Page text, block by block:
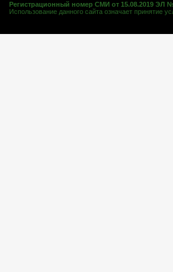
Регистрационный номер СМИ от 15.08.2019 ЭЛ
Использование данного сайта означает принятие